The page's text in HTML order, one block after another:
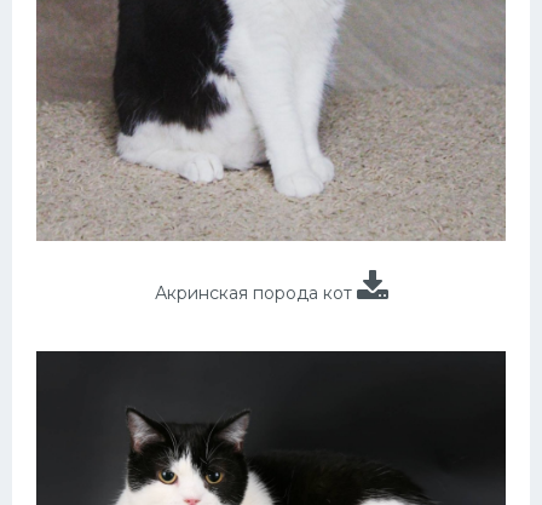
Акринская порода кот